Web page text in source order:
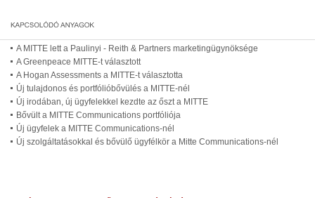
A MITTE lett a Paulinyi - Reith & Partners marketingügynöksége
A Greenpeace MITTE-t választott
A Hogan Assessments a MITTE-t választotta
Új tulajdonos és portfólióbővülés a MITTE-nél
Új irodában, új ügyfelekkel kezdte az őszt a MITTE
Bővült a MITTE Communications portfóliója
Új ügyfelek a MITTE Communications-nél
Új szolgáltatásokkal és bővülő ügyfélkör a Mitte Communications-nél